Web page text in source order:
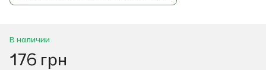
В наличии
176 грн